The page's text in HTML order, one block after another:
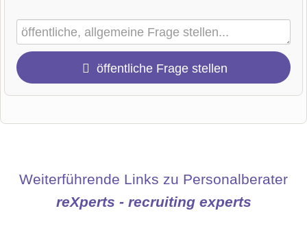
öffentliche Frage stellen
Name
Weiterführende Links zu Personalberater
reXperts - recruiting experts